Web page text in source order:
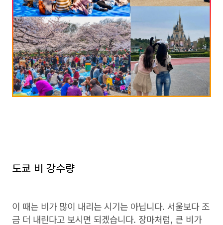
도쿄 비 강수량
이 때는 비가 많이 내리는 시기는 아닙니다. 서울보다 조
금 더 내린다고 보시면 되겠습니다. 장마처럼, 큰 비가